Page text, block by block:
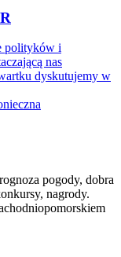
polityków i
nas
dyskutujemy w
pogody, dobra
nagrody.